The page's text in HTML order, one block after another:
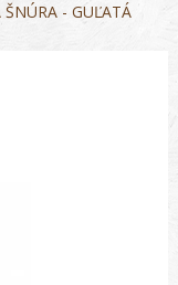
ŠNÚRA - GUĽATÁ